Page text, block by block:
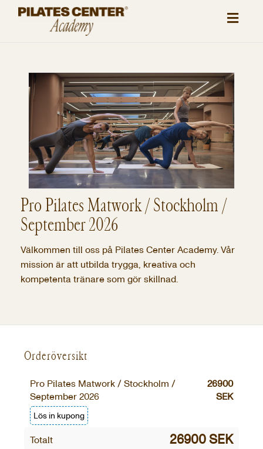
Pro Pilates Matwork / Stockholm /
September 2026
Välkommen till oss på Pilates Center Academy. Vår
mission är att utbilda trygga, kreativa och
kompetenta tränare som gör skillnad.
Orderöversikt
Pro Pilates Matwork / Stockholm /
September 2026
26900
SEK
Lös in kupong
Totalt 26900 SEK